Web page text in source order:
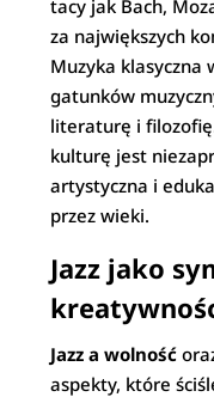
tacy jak Bach,
za największych
Muzyka klasyczna
gatunków
literaturę i
kulturę jest
artystyczna i
przez wieki.
Jazz jako
Jazz a wolność
aspekty, które